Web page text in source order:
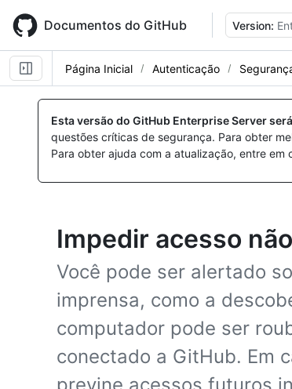
main
content
Documentos do GitHub Version:
Página Inicial Autenticação
Esta versão do GitHub Enterprise Server
questões críticas de segurança. Para obter
Para obter ajuda com a atualização, entre
Impedir acesso
Você pode ser alertado
imprensa, como a
computador pode ser
conectado a GitHub. Em